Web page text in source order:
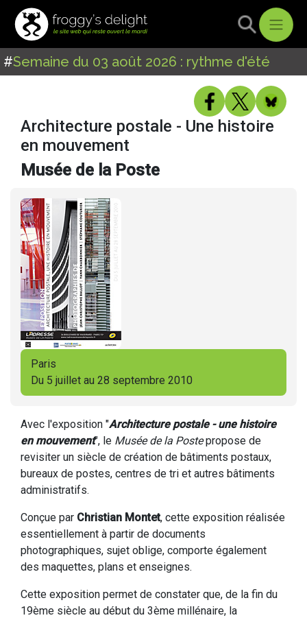
#Semaine du 03 août 2026 : rythme d'été
Architecture postale - Une histoire
en mouvement
Musée de la Poste
Paris
Du 5 juillet au 28 septembre 2010
Avec l'exposition "Architecture postale - une histoire
en mouvement", le Musée de la Postepropose de
revisiter un siècle de création de bâtiments postaux,
bureaux de postes, centres de tri et autres bâtiments
administratifs.
Conçue par Christian Montet, cette exposition réalisée
essentiellement à partir de documents
photographiques, sujet oblige, comporte également
des maquettes, plans et enseignes.
Cette exposition permet de constater que, de la fin du
19ème siècle au début du 3ème millénaire, la